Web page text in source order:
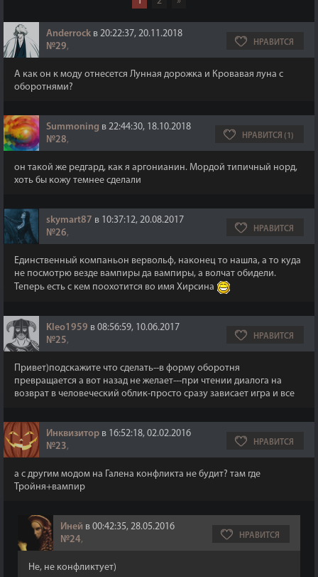
Anderrock в 20:22:37, 20.11.2018
№29, НРАВИТСЯ
А как он к моду отнесется Лунная дорожка и Кровавая луна с
оборотнями?
Summoning в 22:44:30, 18.10.2018
№28, НРАВИТСЯ (1)
он такой же редгард, как я аргонианин. Мордой типичный норд,
хоть бы кожу темнее сделали
skymart87 в 10:37:12, 20.08.2017
№26, НРАВИТСЯ
Единственный компаньон вервольф, наконец то нашла, а то куда
не посмотрю везде вампиры да вампиры, а волчат обидели.
Теперь есть с кем поохотится во имя Хирсина
Kleo1959 в 08:56:59, 10.06.2017
№25, НРАВИТСЯ
Привет)подскажите что сделать--в форму оборотня
превращается а вот назад не желает---при чтении диалога на
возврат в человеческий облик-просто сразу зависает игра и все
Инквизитор в 16:52:18, 02.02.2016
№23, НРАВИТСЯ
а с другим модом на Галена конфликта не будит? там где
Тройня+вампир
Иней в 00:42:35, 28.05.2016
№24, НРАВИТСЯ
Не, не конфликтует)